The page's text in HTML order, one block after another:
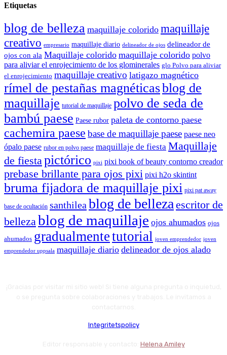
Etiquetas
blog de belleza maquillaje colorido maquillaje
creativo empresario maquillaje diario delineador de ojos delineador de
ojos con ala Maquillaje colorido maquillaje colorido polvo
para aliviar el enrojecimiento de los glominerales glo Polvo para aliviar
el enrojecimiento maquillaje creativo latigazo magnético
rímel de pestañas magnéticasblog de
maquillaje tutorial de maquillaje polvo de seda de
bambú paese Paese rubor paleta de contorno paese
cachemira paese base de maquillaje paese paese neo
ópalo paese rubor en polvo paese maquillaje de fiesta Maquillaje
de fiestapictórico pixi pixi book of beauty contorno creador
prebase brillante para ojos pixi pixi h2o skintint
bruma fijadora de maquillaje pixi pixi pat away
base de ocultación santhilea blog de belleza escritor de
belleza blog de maquillaje ojos ahumados ojos
ahumados gradualmentetutorial joven emprendedor joven
emprendedor uppsala maquillaje diario delineador de ojos alado
Integritetspolicy
Helena Amiley